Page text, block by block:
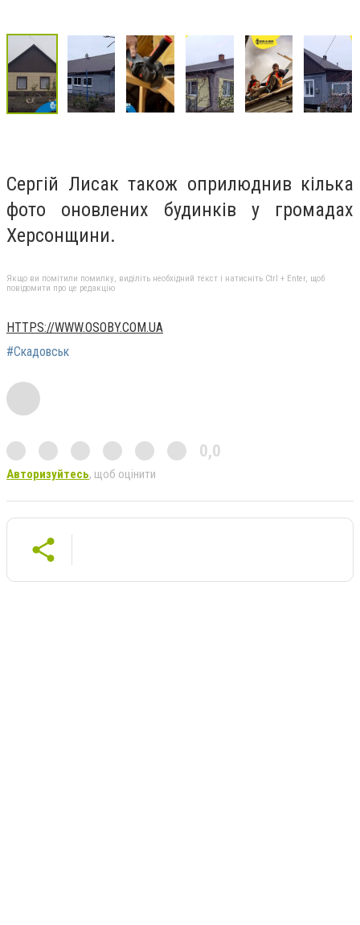
Сергій Лисак також оприлюднив кілька
фото оновлених будинків у громадах
Херсонщини.
Якщо ви помітили помилку, виділіть необхідний текст і натисніть Ctrl + Enter, щоб
повідомити про це редакцію
HTTPS://WWW.OSOBY.COM.UA
#Скадовськ
0,0
Авторизуйтесь, щоб оцінити